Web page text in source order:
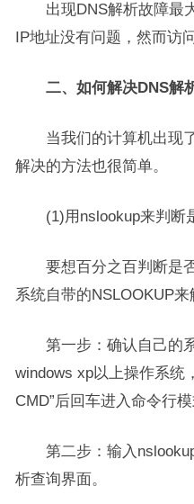
出现DNS解析故障最大
IP地址没有问题，然而访
二、如何解决DNS解析
当我们的计算机出现了
解决的方法也很简单。
(1)用nslookup来判断是
要想百分之百判断是否
系统自带的NSLOOKUP来
第一步：确认自己的系
windows xp以上操作系统
CMD”后回车进入命令行模
第二步：输入nslookup
析查询界面。